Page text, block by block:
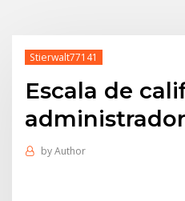
Stierwalt77141
Escala de
byAuthor